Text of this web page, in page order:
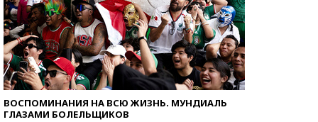
ВОСПОМИНАНИЯ НА ВСЮ ЖИЗНЬ. МУНДИАЛЬ
ГЛАЗАМИ БОЛЕЛЬЩИКОВ